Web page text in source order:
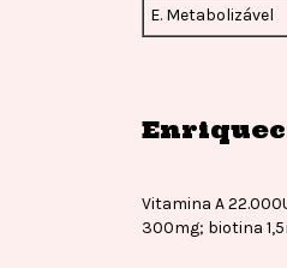
E. Metabolizável
Vitamina A
300mg; biotina